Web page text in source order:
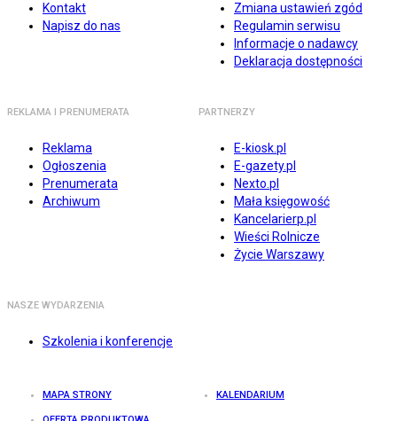
Kontakt
Napisz do nas
Zmiana ustawień zgód
Regulamin serwisu
Informacje o nadawcy
Deklaracja dostępności
REKLAMA I PRENUMERATA
Reklama
Ogłoszenia
Prenumerata
Archiwum
PARTNERZY
E-kiosk.pl
E-gazety.pl
Nexto.pl
Mała księgowość
Kancelarierp.pl
Wieści Rolnicze
Życie Warszawy
NASZE WYDARZENIA
Szkolenia i konferencje
MAPA STRONY KALENDARIUM